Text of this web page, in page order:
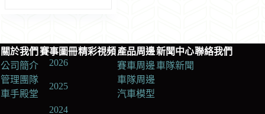
關於我們
公司簡介
管理團隊
車手殿堂
賽事圖冊
2026
2025
2024
精彩視頻產品周邊
賽車周邊
車隊周邊
汽車模型
新聞中心
車隊新聞
聯絡我們